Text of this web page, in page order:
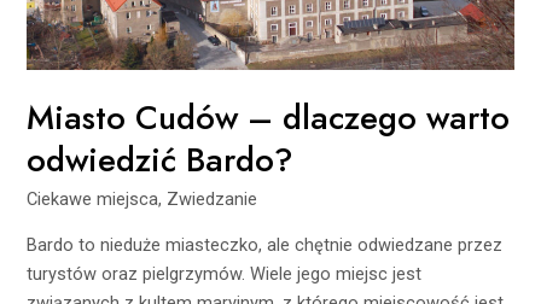
Miasto Cudów – dlaczego warto
odwiedzić Bardo?
Ciekawe miejsca, Zwiedzanie
Bardo to nieduże miasteczko, ale chętnie odwiedzane przez
turystów oraz pielgrzymów. Wiele jego miejsc jest